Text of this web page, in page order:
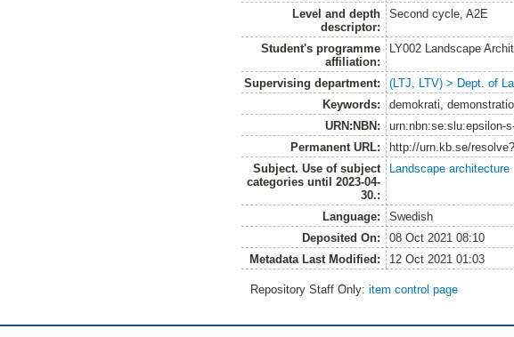
Level and depth
descriptor:
Second cycle, A2E
Student's programme
affiliation:
LY002 Landscape
Supervising department:
(LTJ, LTV) > Dept. of
Keywords:
demokrati,
URN:NBN:
urn:nbn:se:slu:epsilon-
Permanent URL:
http://urn.kb.se/
Subject. Use of subject
categories until 2023-04-
30.:
Landscape architecture
Language:
Swedish
Deposited On:
08 Oct 2021 08:10
Metadata Last Modified:
12 Oct 2021 01:03
Repository Staff Only:item control page